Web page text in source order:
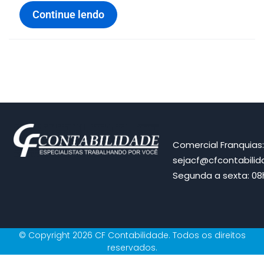
Continue lendo
Comercial
Segunda a sexta:
© Copyright 2026 CF Contabilidade. Todos os direitos
reservados.